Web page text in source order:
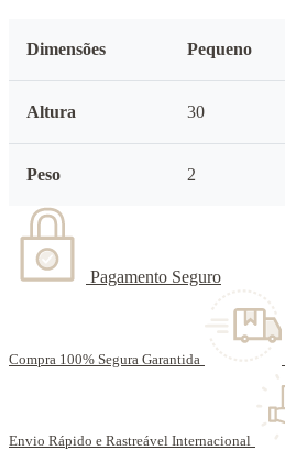
Dimensões Pequeno
Altura 30
Peso 2
Pagamento Seguro
Compra 100% Segura Garantida
Envio Rápido e Rastreável Internacional